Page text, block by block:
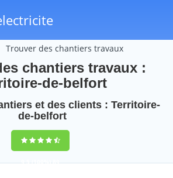
Trouver des chantiers travaux
chantiers travaux :
de-belfort
et des clients : Territoire-
de-belfort
9,5(100%)89